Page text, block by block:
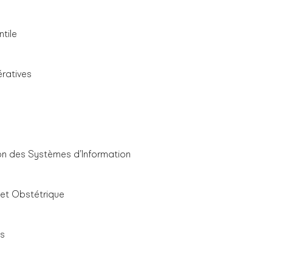
des Systèmes d’Information
et Obstétrique